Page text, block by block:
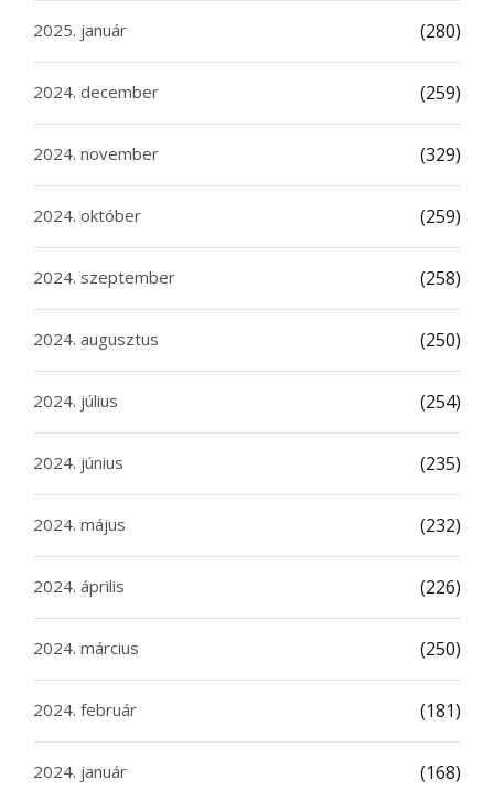
2025. január (280)
2024. december (259)
2024. november (329)
2024. október (259)
2024. szeptember (258)
2024. augusztus (250)
2024. július (254)
2024. június (235)
2024. május (232)
2024. április (226)
2024. március (250)
2024. február (181)
2024. január (168)